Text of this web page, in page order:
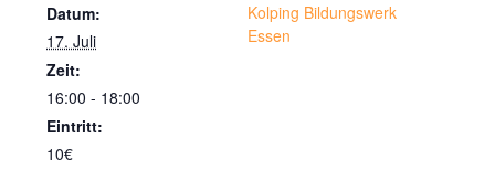
Datum:
17. Juli
Zeit:
16:00 - 18:00
Eintritt:
10€
Kolping Bildungswerk
Essen